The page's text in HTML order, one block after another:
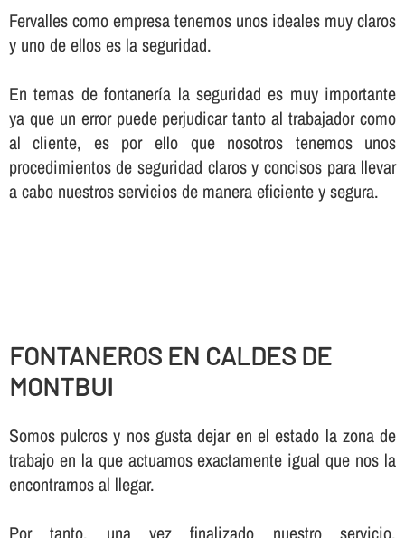
Fervalles como empresa tenemos unos ideales muy claros
y uno de ellos es la seguridad.
En temas de fontanerí­a la seguridad es muy importante
ya que un error puede perjudicar tanto al trabajador como
al cliente, es por ello que nosotros tenemos unos
procedimientos de seguridad claros y concisos para llevar
a cabo nuestros servicios de manera eficiente y segura.
FONTANEROS EN CALDES DE
MONTBUI
Somos pulcros y nos gusta dejar en el estado la zona de
trabajo en la que actuamos exactamente igual que nos la
encontramos al llegar.
Por tanto, una vez finalizado nuestro servicio,